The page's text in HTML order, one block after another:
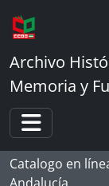
Skip to main content
Archivo
Memoria y
Toggle
Catalogo en